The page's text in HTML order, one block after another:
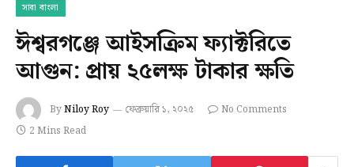
সারা বাংলা
ঈশ্বরগঞ্জে আইসক্রিম ফ্যাক্টরিতে
আগুন: প্রায় ২৫লক্ষ টাকার ক্ষতি
ByNiloy Roy ফেব্রুয়ারি ১, ২০২৫
No Comments
2 Mins Read